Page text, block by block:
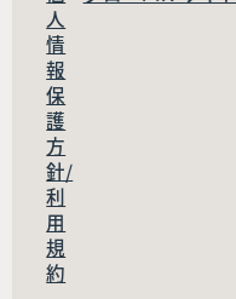
人
情
報
保
護
方
針/
利
用
規
約